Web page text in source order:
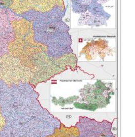
auf.
Die
Optionen
können
auf
der
Produktseite
gewählt
werden